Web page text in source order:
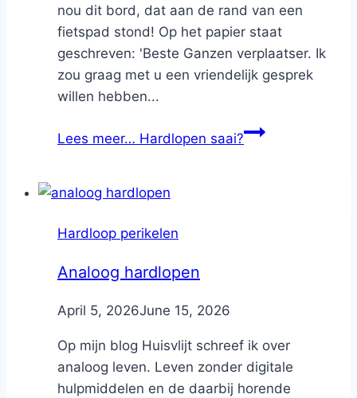
nou dit bord, dat aan de rand van een
fietspad stond! Op het papier staat
geschreven: 'Beste Ganzen verplaatser. Ik
zou graag met u een vriendelijk gesprek
willen hebben...
Lees meer… Hardlopen saai?
Hardloop perikelen
Analoog hardlopen
ByNicole
April 5, 2026June 15, 2026
Op mijn blog Huisvlijt schreef ik over
analoog leven. Leven zonder digitale
hulpmiddelen en de daarbij horende